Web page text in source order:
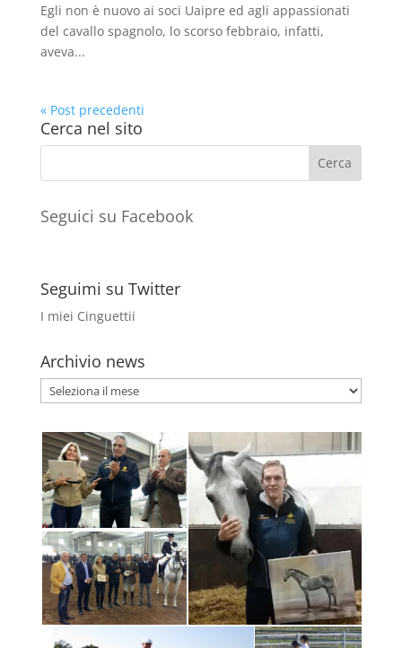
Egli non è nuovo ai soci Uaipre ed agli appassionati
del cavallo spagnolo, lo scorso febbraio, infatti,
aveva...
« Post precedenti
Cerca nel sito
Seguici su Facebook
Seguimi su Twitter
I miei Cinguettii
Archivio news
Archivio
news